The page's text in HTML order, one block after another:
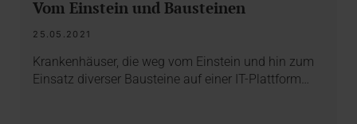
Vom Einstein und Bausteinen
25.05.2021
Krankenhäuser, die weg vom Einstein und hin zum
Einsatz diverser Bausteine auf einer IT-Plattform…